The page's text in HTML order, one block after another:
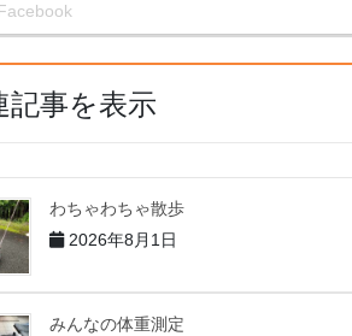
記事を表示
わちゃわちゃ散歩
2026年8月1日
みんなの体重測定